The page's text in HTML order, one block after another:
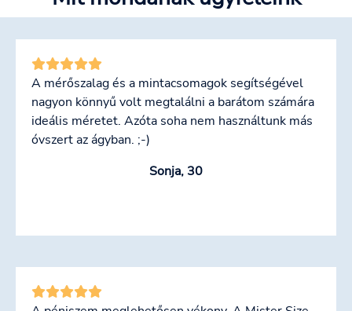
A mérőszalag és a mintacsomagok segítségével
nagyon könnyű volt megtalálni a barátom számára
ideális méretet. Azóta soha nem használtunk más
óvszert az ágyban. ;-)
Sonja, 30